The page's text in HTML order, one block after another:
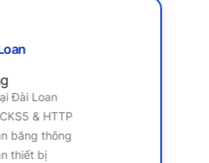
Đài Loan
& HTTP
băng thông
thiết bị